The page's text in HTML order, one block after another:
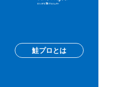
鮭プロとは